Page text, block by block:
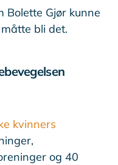
Bolette Gjør kunne
bli det.
kvinners
og 40